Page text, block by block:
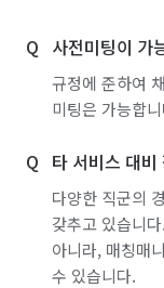
사전미팅이 가
규정에 준하여
미팅은 가능합
타 서비스 대
다양한 직군의
갖추고 있습니
아니라, 매칭매
수 있습니다.